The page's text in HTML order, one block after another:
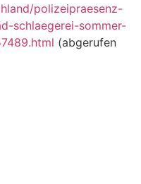
polizeipraesenz-
schlaegerei-sommer-
(abgerufen